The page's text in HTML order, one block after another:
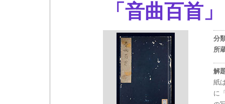
「音曲百首」
分
所
解
紙
に